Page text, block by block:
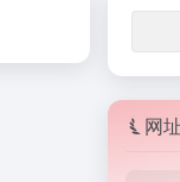
网址